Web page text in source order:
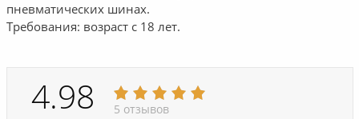
пневматических шинах.
Требования: возраст с 18 лет.
4.98 5 отзывов